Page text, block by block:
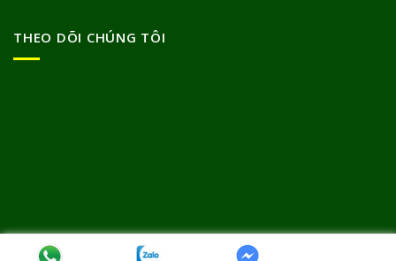
THEO DÕI CHÚNG TÔI